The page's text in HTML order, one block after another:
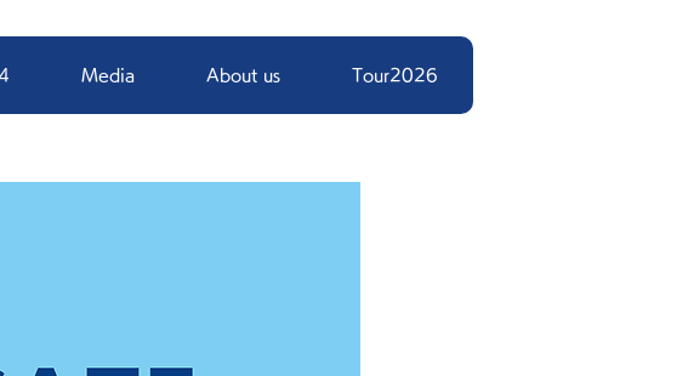
Media About us Tour2026